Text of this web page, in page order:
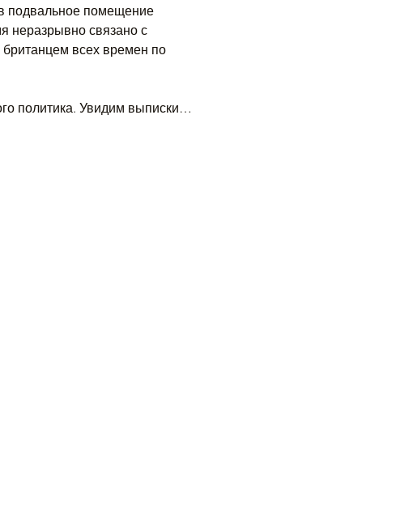
подвальное помещение
неразрывно связано с
всех времен по
политика. Увидим выписки…